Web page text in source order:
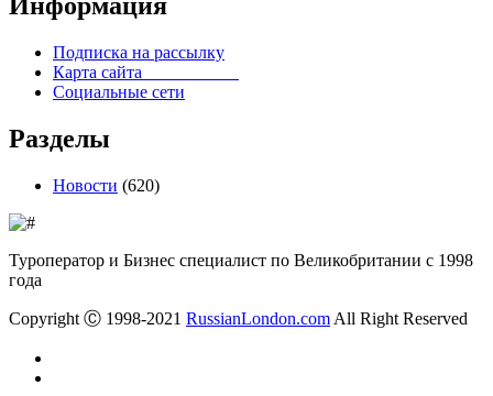
Подписка на рассылку
Карта сайта
Социальные сети
Разделы
Новости (620)
Туроператор и Бизнес специалист по Великобритании с 1998
года
Copyright Ⓒ 1998-2021 RussianLondon.com All Right Reserved